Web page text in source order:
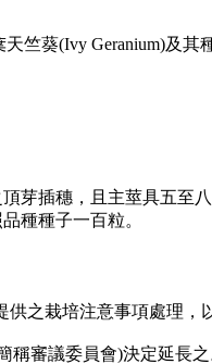
竺葵(Ivy Geranium)及其
芽插穗，且主莖具五至
種種子一百粒。
之栽培注意事項處理，
審議委員會)決定延長之